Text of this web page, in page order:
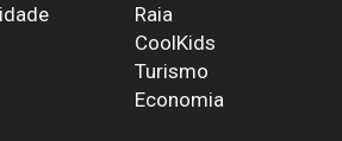
Raia
CoolKids
Turismo
Economia